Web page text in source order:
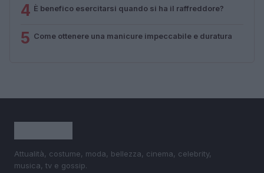
4 È benefico esercitarsi quando si ha il raffreddore?
5 Come ottenere una manicure impeccabile e duratura
Attualità, costume, moda, bellezza, cinema, celebrity,
musica, tv e gossip.